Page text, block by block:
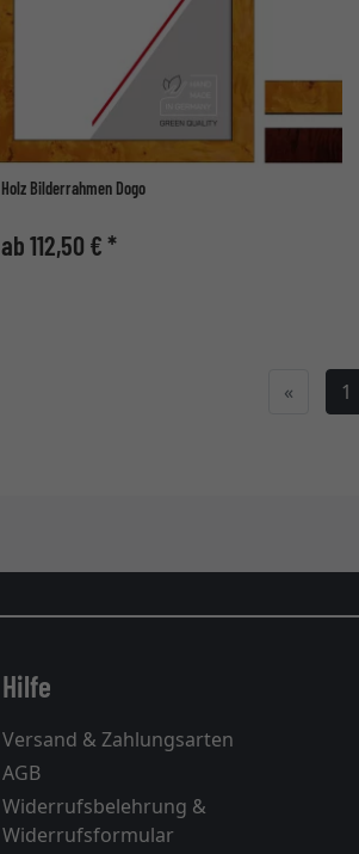
Holz Bilderrahmen Dogo
ab 112,50 € *
« 1
Hilfe
Versand & Zahlungsarten
AGB
Widerrufsbelehrung &
Widerrufsformular